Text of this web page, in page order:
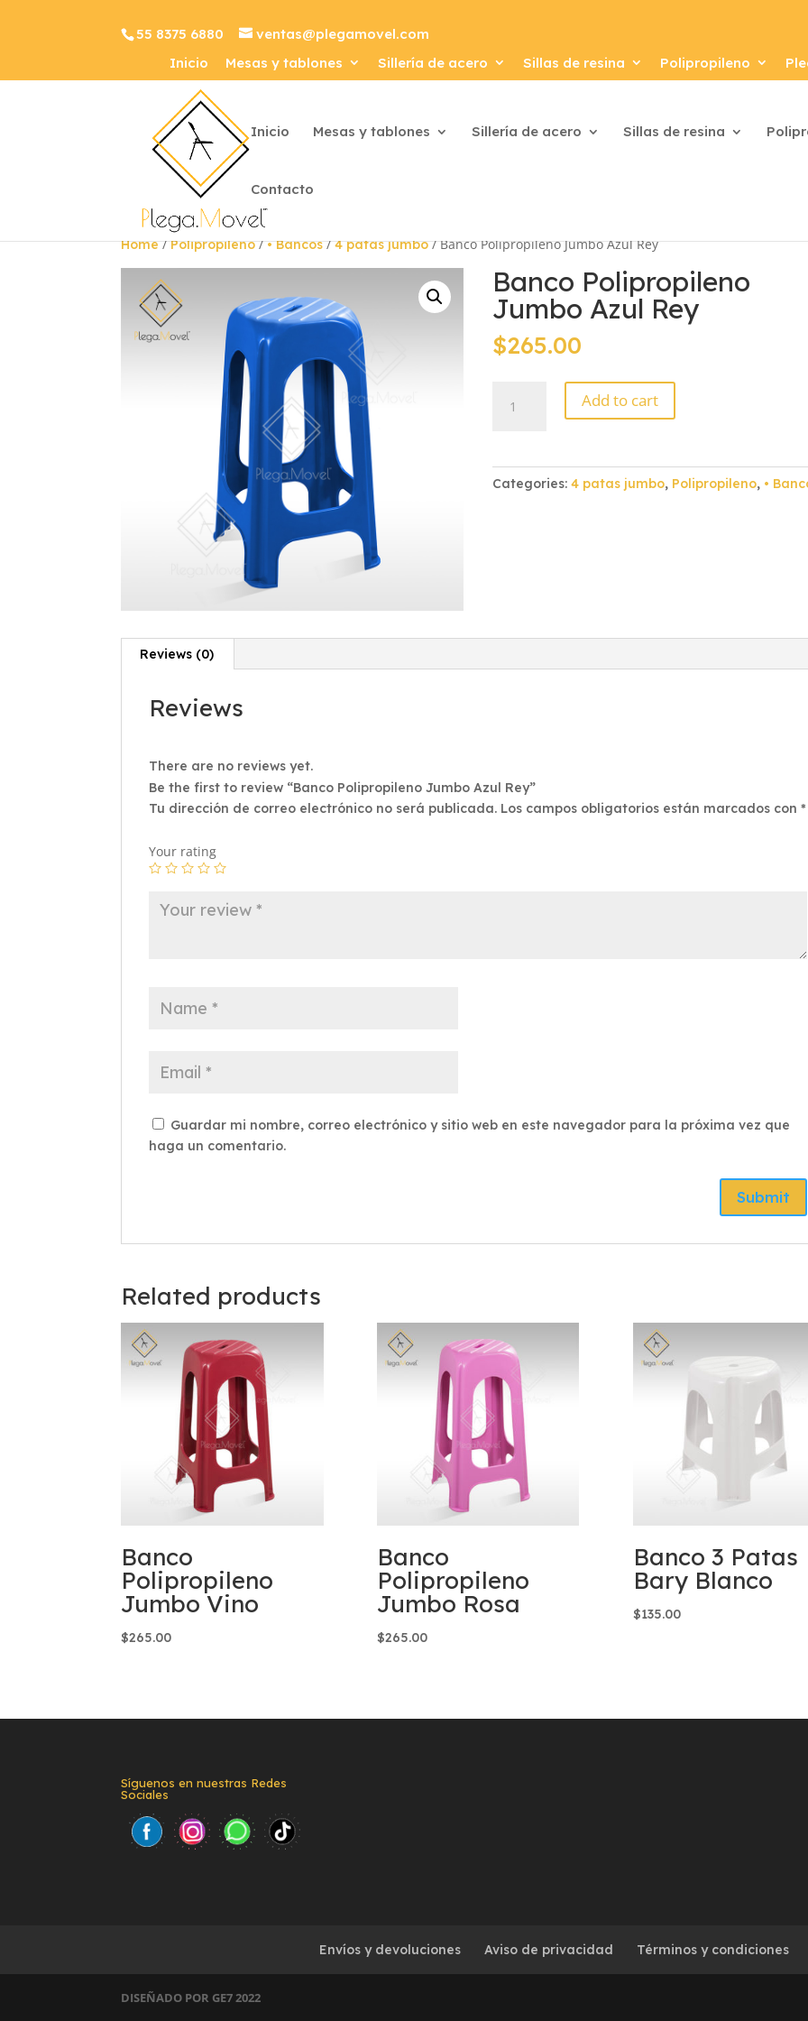
55 8375 6880
ventas@plegamovel.com
Inicio
Mesas y tablones Sillería de acero Sillas de resina Polipropileno
Inicio Mesas y tablones Sillería de acero Sillas de resina
Contacto
Home/Polipropileno/• Bancos/4 patas jumbo/ Banco Polipropileno Jumbo Azul Rey
Banco Polipropileno
Jumbo Azul Rey
$265.00
Polipropileno
quantity
Add to cart
Categories:4 patas jumbo, Polipropileno, •
Reviews (0)
Reviews
There are no reviews yet.
Be the first to review “Banco Polipropileno Jumbo Azul Rey”
Tu dirección de correo electrónico no será publicada. Los campos obligatorios están marcados con*
Your rating
Guardar mi nombre, correo electrónico y sitio web en este navegador para la próxima vez que
haga un comentario.
Related products
Banco
Polipropileno
Jumbo Vino
$265.00
Banco
Polipropileno
Jumbo Rosa
$265.00
Banco 3 Patas
Bary Blanco
$135.00
Síguenos en nuestras Redes
Sociales
Envíos y devoluciones Aviso de privacidad Términos y condiciones
DISEÑADO POR GE7 2022